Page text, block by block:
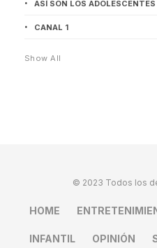
ASÍ SON LOS ADOLESCENTES
CANAL 1
Show All
© 2023 Todos los
HOME
INFANTIL OPINIÓN